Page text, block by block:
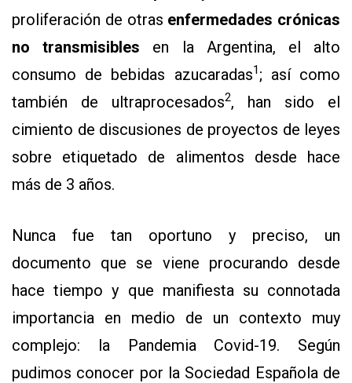
proliferación de otras enfermedades crónicas
no transmisibles en la Argentina, el alto
consumo de bebidas azucaradas1 ; así como
también de ultraprocesados2, han sido el
cimiento de discusiones de proyectos de leyes
sobre etiquetado de alimentos desde hace
más de 3 años.
Nunca fue tan oportuno y preciso, un
documento que se viene procurando desde
hace tiempo y que manifiesta su connotada
importancia en medio de un contexto muy
complejo: la Pandemia Covid-19. Según
pudimos conocer por la Sociedad Española de